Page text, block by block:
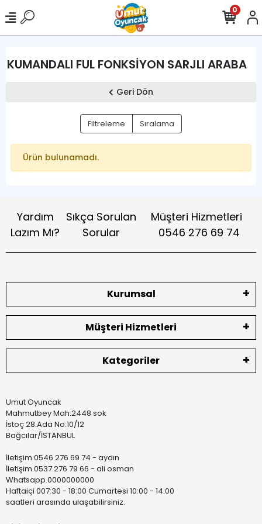
0
KUMANDALI FUL FONKSİYON SARJLI ARABA
Geri Dön
Filtreleme Sıralama
Ürün bulunamadı.
Yardım
Lazım Mı?
Sıkça Sorulan
Sorular
Müşteri Hizmetleri
0546 276 69 74
Kurumsal
Müşteri Hizmetleri
Kategoriler
Umut Oyuncak
Mahmutbey Mah.2448 sok
İstoç 28.Ada No:10/12
Bağcılar/İSTANBUL
İletişim.0546 276 69 74 - aydın
İletişim.0537 276 79 66 - ali osman
Whatsapp.0000000000
Haftaiçi 007:30 - 18:00 Cumartesi 10:00 - 14:00
saatleri arasında ulaşabilirsiniz.